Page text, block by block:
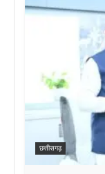
छत्तीसगढ़